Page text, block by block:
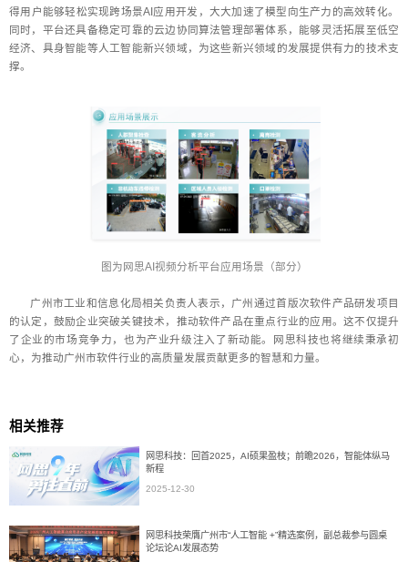
得用户能够轻松实现跨场景AI应用开发，大大加速了模型向生产力的高效转化。
同时，平台还具备稳定可靠的云边协同算法管理部署体系，能够灵活拓展至低空
经济、具身智能等人工智能新兴领域，为这些新兴领域的发展提供有力的技术支
撑。
图为网思AI视频分析平台应用场景（部分）
广州市工业和信息化局相关负责人表示，广州通过首版次软件产品研发项目
的认定，鼓励企业突破关键技术，推动软件产品在重点行业的应用。这不仅提升
了企业的市场竞争力，也为产业升级注入了新动能。网思科技也将继续秉承初
心，为推动广州市软件行业的高质量发展贡献更多的智慧和力量。
相关推荐
网思科技：回首2025，AI硕果盈枝；前瞻2026，智能体纵马
新程
2025-12-30
网思科技荣膺广州市“人工智能 +”精选案例，副总裁参与圆桌
论坛论AI发展态势